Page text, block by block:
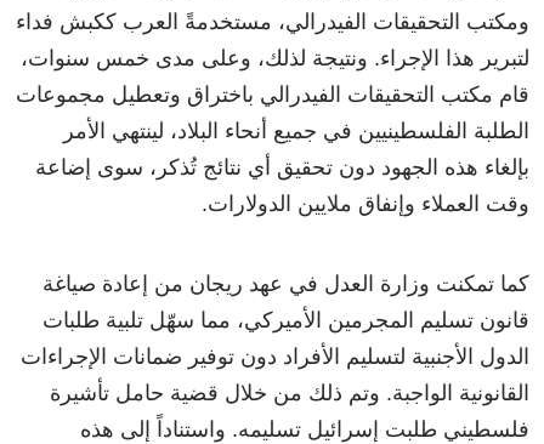
ومكتب التحقيقات الفيدرالي، مستخدمةً العرب ككبش فداء
لتبرير هذا الإجراء. ونتيجة لذلك، وعلى مدى خمس سنوات،
قام مكتب التحقيقات الفيدرالي باختراق وتعطيل مجموعات
الطلبة الفلسطينيين في جميع أنحاء البلاد، لينتهي الأمر
بإلغاء هذه الجهود دون تحقيق أي نتائج تُذكر، سوى إضاعة
وقت العملاء وإنفاق ملايين الدولارات.
كما تمكنت وزارة العدل في عهد ريجان من إعادة صياغة
قانون تسليم المجرمين الأميركي، مما سهّل تلبية طلبات
الدول الأجنبية لتسليم الأفراد دون توفير ضمانات الإجراءات
القانونية الواجبة. وتم ذلك من خلال قضية حامل تأشيرة
فلسطيني طلبت إسرائيل تسليمه. واستناداً إلى هذه